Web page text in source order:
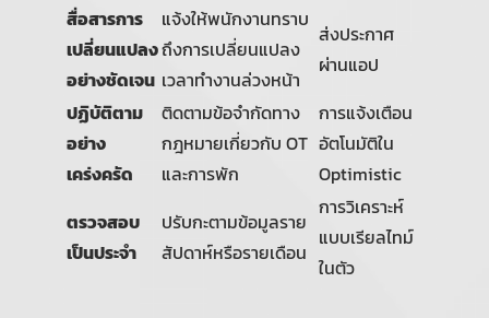
สื่อสารการ
เปลี่ยนแปลง
อย่างชัดเจน
แจ้งให้พนักงานทราบ
ถึงการเปลี่ยนแปลง
เวลาทำงานล่วงหน้า
ส่งประกาศ
ผ่านแอป
ปฏิบัติตาม
อย่าง
เคร่งครัด
ติดตามข้อจำกัดทาง
กฎหมายเกี่ยวกับ OT
และการพัก
การแจ้งเตือน
อัตโนมัติใน
Optimistic
ตรวจสอบ
เป็นประจำ
ปรับกะตามข้อมูลราย
สัปดาห์หรือรายเดือน
การวิเคราะห์
แบบเรียลไทม์
ในตัว